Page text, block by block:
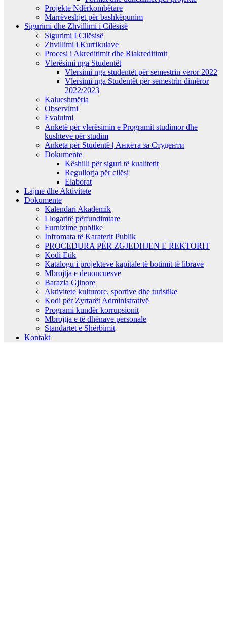
Projekte Ndërkombëtare
Marrëveshjet për bashkëpunim
Sigurimi dhe Zhvillimi i Cilësisë
Sigurimi I Cilësisë
Zhvillimi i Kurrikulave
Procesi i Akreditimit dhe Riakreditimit
Vlerësimi nga Studentët
Vlersimi nga studentët për semestrin veror 2022
Vlersimi nga Studentët për semestrin dimëror
2022/2023
Kalueshmëria
Observimi
Evaluimi
Anketë për vlerësimin e Programit studimor dhe
kushteve për studim
Anketa për Studentë | Анкета за Студенти
Dokumente
Këshilli për siguri të kualitetit
Regullorja për cilësi
Elaborat
Lajme dhe Aktivitete
Dokumente
Kalendari Akademik
Llogaritë përfundimtare
Furnizime publike
Infromata të Karaterit Publik
PROCEDURA PËR ZGJEDHJEN E REKTORIT
Kodi Etik
Katalogu i projekteve kapitale të botimit të librave
Mbrojtja e denoncuesve
Barazia Gjinore
Aktivitete kulturore, sportive dhe turistike
Kodi për Zyrtarët Administrativë
Programi kundër korrupsionit
Mbrojtja e të dhënave personale
Standartet e Shërbimit
Kontakt